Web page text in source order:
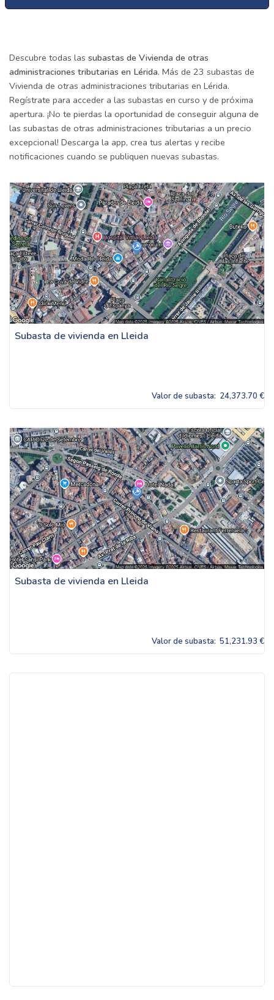
Descubre todas las subastas de Vivienda de otras
administraciones tributarias en Lérida. Más de 23 subastas de
Vivienda de otras administraciones tributarias en Lérida.
Regístrate para acceder a las subastas en curso y de próxima
apertura. ¡No te pierdas la oportunidad de conseguir alguna de
las subastas de otras administraciones tributarias a un precio
excepcional! Descarga la app, crea tus alertas y recibe
notificaciones cuando se publiquen nuevas subastas.
Subasta de vivienda en Lleida
Valor de subasta: 24,373.70 €
Subasta de vivienda en Lleida
Valor de subasta: 51,231.93 €